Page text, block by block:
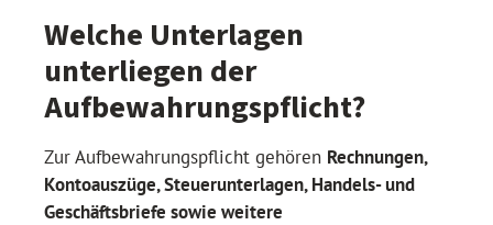
Welche Unterlagen
unterliegen der
Aufbewahrungspflicht?
Zur Aufbewahrungspflicht gehören Rechnungen,
Kontoauszüge, Steuerunterlagen, Handels- und
Geschäftsbriefe sowie weitere